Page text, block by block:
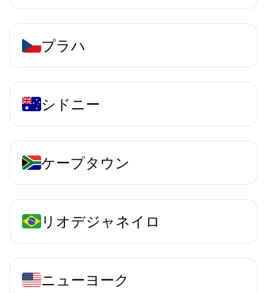
プラハ
シドニー
ケープタウン
リオデジャネイロ
ニューヨーク